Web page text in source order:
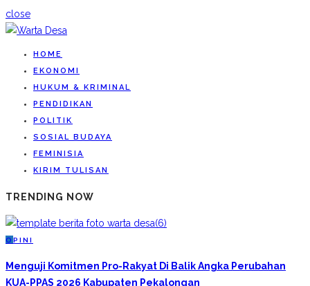
close
HOME
EKONOMI
HUKUM & KRIMINAL
PENDIDIKAN
POLITIK
SOSIAL BUDAYA
FEMINISIA
KIRIM TULISAN
TRENDING NOW
O PINI
Menguji Komitmen Pro-Rakyat Di Balik Angka Perubahan
KUA-PPAS 2026 Kabupaten Pekalongan